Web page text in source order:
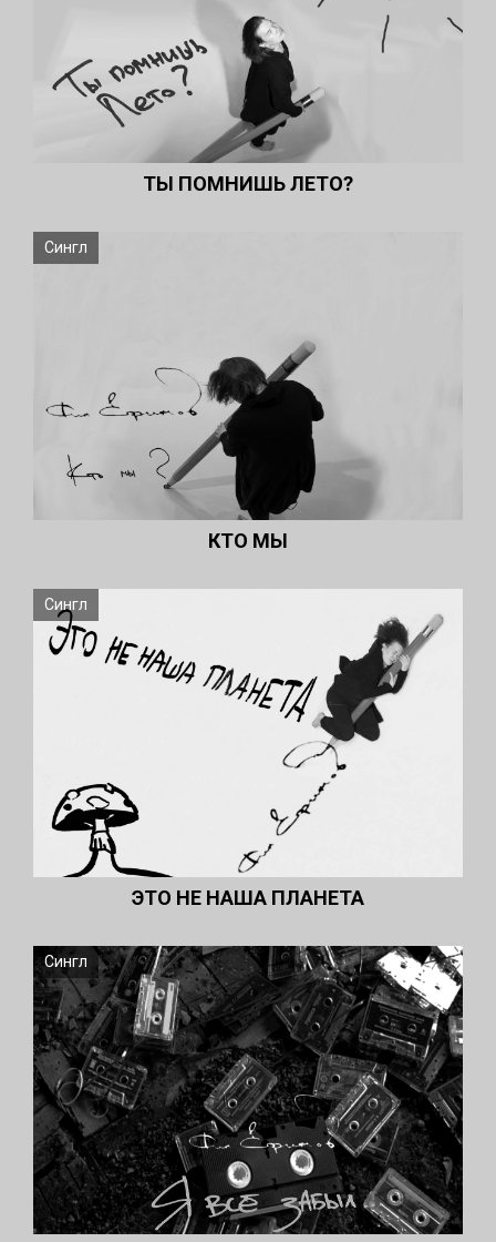
ТЫ ПОМНИШЬ ЛЕТО?
Сингл
КТО МЫ
Сингл
ЭТО НЕ НАША ПЛАНЕТА
Сингл